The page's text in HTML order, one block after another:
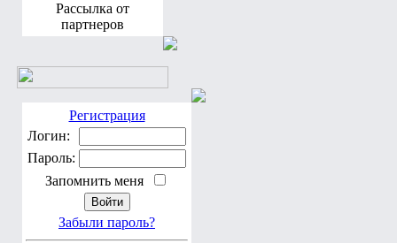
Рассылка от
партнеров
Регистрация
Логин:
Пароль:
Запомнить меня
Забыли пароль?